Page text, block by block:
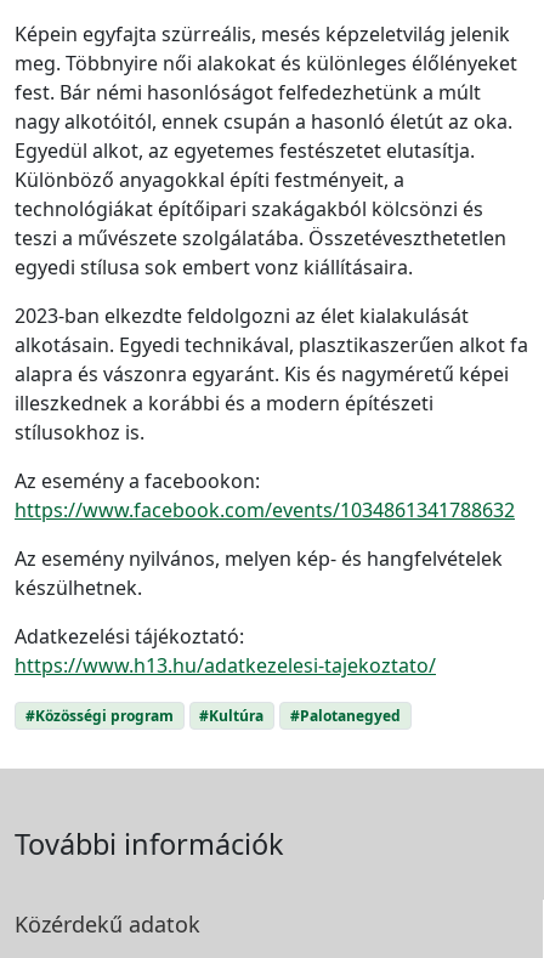
Képein egyfajta szürreális, mesés képzeletvilág jelenik
meg. Többnyire női alakokat és különleges élőlényeket
fest. Bár némi hasonlóságot felfedezhetünk a múlt
nagy alkotóitól, ennek csupán a hasonló életút az oka.
Egyedül alkot, az egyetemes festészetet elutasítja.
Különböző anyagokkal építi festményeit, a
technológiákat építőipari szakágakból kölcsönzi és
teszi a művészete szolgálatába. Összetéveszthetetlen
egyedi stílusa sok embert vonz kiállításaira.
2023-ban elkezdte feldolgozni az élet kialakulását
alkotásain. Egyedi technikával, plasztikaszerűen alkot fa
alapra és vászonra egyaránt. Kis és nagyméretű képei
illeszkednek a korábbi és a modern építészeti
stílusokhoz is.
Az esemény a facebookon:
https://www.facebook.com/events/1034861341788632
Az esemény nyilvános, melyen kép- és hangfelvételek
készülhetnek.
Adatkezelési tájékoztató:
https://www.h13.hu/adatkezelesi-tajekoztato/
#Közösségi program #Kultúra #Palotanegyed
További információk
Közérdekű adatok